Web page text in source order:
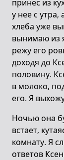
принес из
у нее с утра,
хлеба уже
вынимаю из
режу его
доходя до
половину.
в молоко,
его. Я
Ночью она
встает,
комнату. Я
ответов